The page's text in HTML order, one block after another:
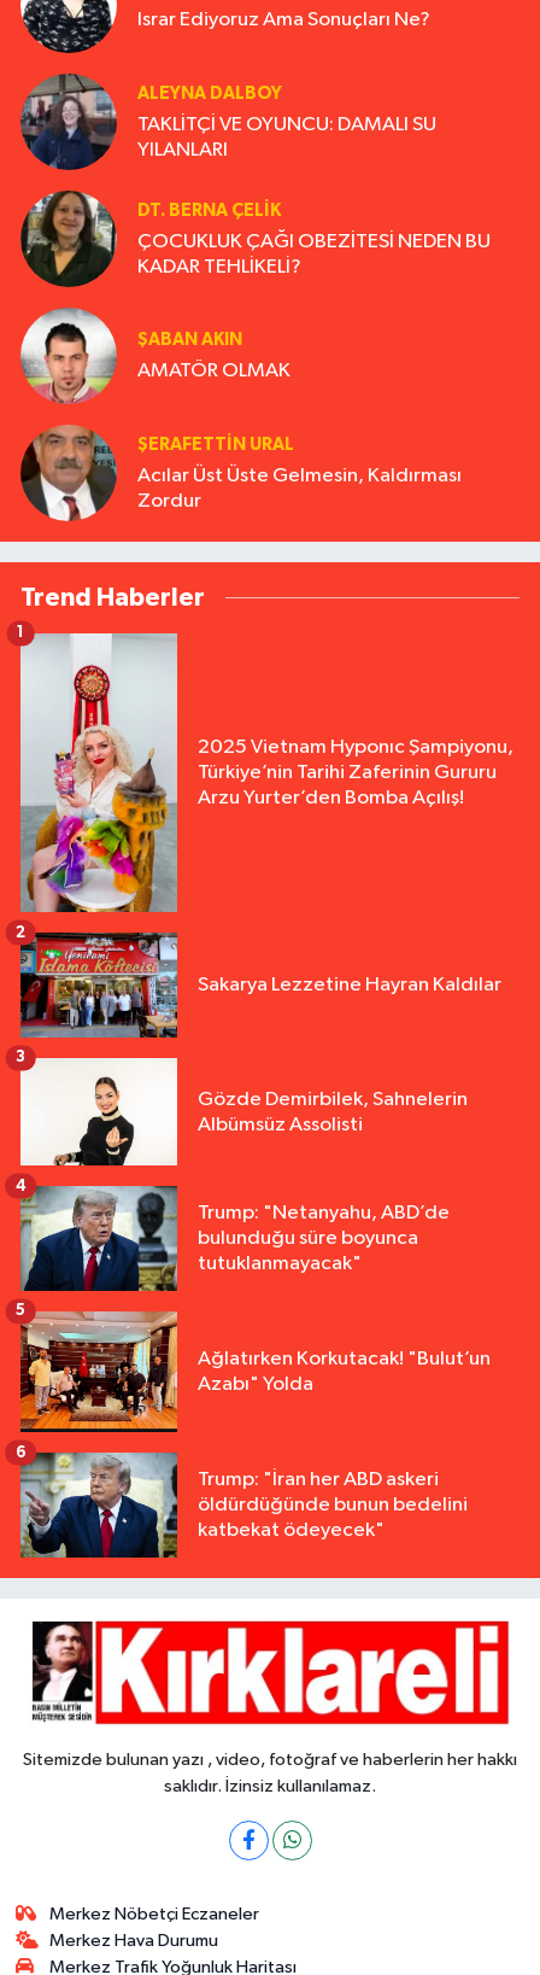
Israr Ediyoruz Ama Sonuçları Ne?
ALEYNA DALBOY
TAKLİTÇİ VE OYUNCU: DAMALI SU
YILANLARI
DT. BERNA ÇELIK
ÇOCUKLUK ÇAĞI OBEZİTESİ NEDEN BU
KADAR TEHLİKELİ?
ŞABAN AKIN
AMATÖR OLMAK
ŞERAFETTIN URAL
Acılar Üst Üste Gelmesin, Kaldırması
Zordur
Trend Haberler
2025 Vietnam Hyponıc Şampiyonu,
Türkiye’nin Tarihi Zaferinin Gururu
Arzu Yurter’den Bomba Açılış!
1
Sakarya Lezzetine Hayran Kaldılar
2
Gözde Demirbilek, Sahnelerin
Albümsüz Assolisti
3
Trump: "Netanyahu, ABD’de
bulunduğu süre boyunca
tutuklanmayacak"
4
Ağlatırken Korkutacak! "Bulut’un
Azabı" Yolda
5
Trump: "İran her ABD askeri
öldürdüğünde bunun bedelini
katbekat ödeyecek"
6
Sitemizde bulunan yazı , video, fotoğraf ve haberlerin her hakkı
saklıdır. İzinsiz kullanılamaz.
Merkez Nöbetçi Eczaneler
Merkez Hava Durumu
Merkez Trafik Yoğunluk Haritası